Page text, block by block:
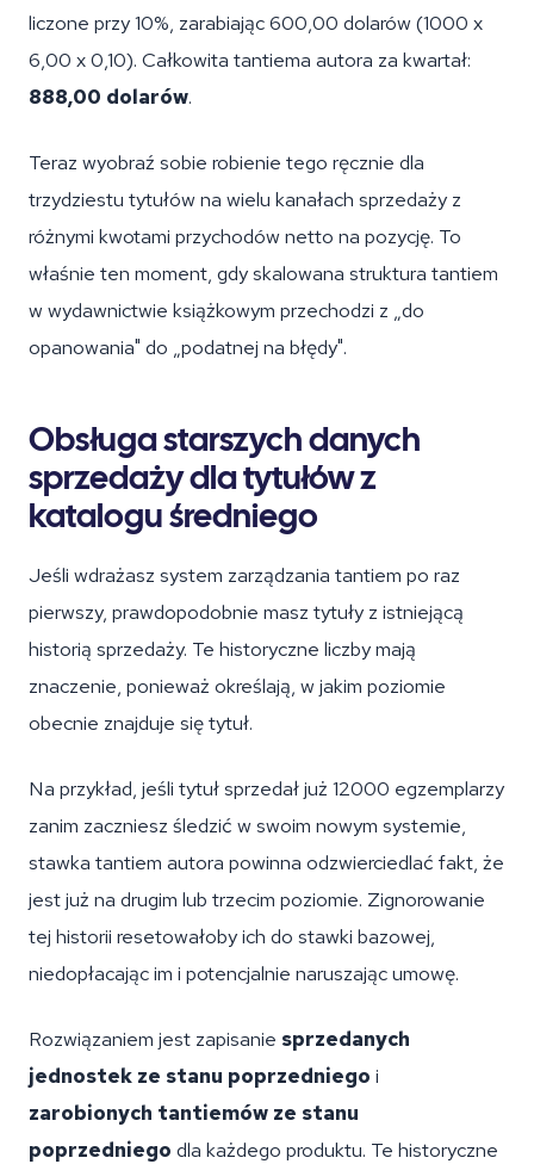
liczone przy 10%, zarabiając 600,00 dolarów (1000 x
6,00 x 0,10). Całkowita tantiema autora za kwartał:
888,00 dolarów.
Teraz wyobraź sobie robienie tego ręcznie dla
trzydziestu tytułów na wielu kanałach sprzedaży z
różnymi kwotami przychodów netto na pozycję. To
właśnie ten moment, gdy skalowana struktura tantiem
w wydawnictwie książkowym przechodzi z „do
opanowania" do „podatnej na błędy".
Obsługa starszych danych
sprzedaży dla tytułów z
katalogu średniego
Jeśli wdrażasz system zarządzania tantiem po raz
pierwszy, prawdopodobnie masz tytuły z istniejącą
historią sprzedaży. Te historyczne liczby mają
znaczenie, ponieważ określają, w jakim poziomie
obecnie znajduje się tytuł.
Na przykład, jeśli tytuł sprzedał już 12000 egzemplarzy
zanim zaczniesz śledzić w swoim nowym systemie,
stawka tantiem autora powinna odzwierciedlać fakt, że
jest już na drugim lub trzecim poziomie. Zignorowanie
tej historii resetowałoby ich do stawki bazowej,
niedopłacając im i potencjalnie naruszając umowę.
Rozwiązaniem jest zapisanie sprzedanych
jednostek ze stanu poprzedniego i
zarobionych tantiemów ze stanu
poprzedniego dla każdego produktu. Te historyczne